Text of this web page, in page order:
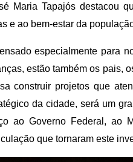
Maria Tapajós destacou
e ao bem-estar da
especialmente para
estão também os pais,
construir projetos que
da cidade, será um
ao Governo Federal, ao
que tornaram este